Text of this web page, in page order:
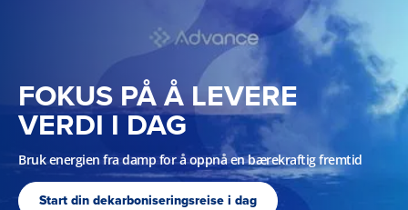
FOKUS PÅ Å LEVERE
VERDI I DAG
Bruk energien fra damp for å oppnå en bærekraftig fremtid
Start din dekarboniseringsreise i dag